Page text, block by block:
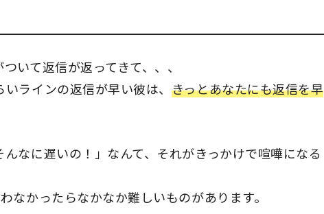
いて返信が返ってきて、、、
ラインの返信が早い彼は、 きっとあなたにも返信を早
なに遅いの！」なんて、それがきっかけで喧嘩になる
かったらなかなか難しいものがあります。